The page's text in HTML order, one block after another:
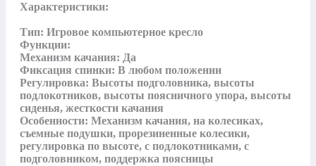
Характеристики:
Тип: Игровое компьютерное кресло
Функции:
Механизм качания: Да
Фиксация спинки: В любом положении
Регулировка: Высоты подголовника, высоты
подлокотников, высоты поясничного упора, высоты
сиденья, жесткости качания
Особенности: Механизм качания, на колесиках,
съемные подушки, прорезиненные колесики,
регулировка по высоте, с подлокотниками, с
подголовником, поддержка поясницы